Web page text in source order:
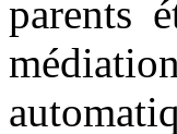
parents